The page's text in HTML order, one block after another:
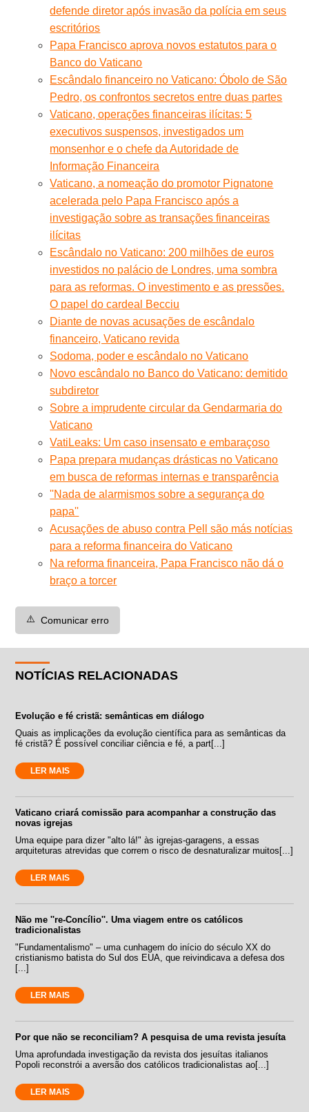
defende diretor após invasão da polícia em seus
escritórios
Papa Francisco aprova novos estatutos para o
Banco do Vaticano
Escândalo financeiro no Vaticano: Óbolo de São
Pedro, os confrontos secretos entre duas partes
Vaticano, operações financeiras ilícitas: 5
executivos suspensos, investigados um
monsenhor e o chefe da Autoridade de
Informação Financeira
Vaticano, a nomeação do promotor Pignatone
acelerada pelo Papa Francisco após a
investigação sobre as transações financeiras
ilícitas
Escândalo no Vaticano: 200 milhões de euros
investidos no palácio de Londres, uma sombra
para as reformas. O investimento e as pressões.
O papel do cardeal Becciu
Diante de novas acusações de escândalo
financeiro, Vaticano revida
Sodoma, poder e escândalo no Vaticano
Novo escândalo no Banco do Vaticano: demitido
subdiretor
Sobre a imprudente circular da Gendarmaria do
Vaticano
VatiLeaks: Um caso insensato e embaraçoso
Papa prepara mudanças drásticas no Vaticano
em busca de reformas internas e transparência
''Nada de alarmismos sobre a segurança do
papa''
Acusações de abuso contra Pell são más notícias
para a reforma financeira do Vaticano
Na reforma financeira, Papa Francisco não dá o
braço a torcer
⚠️ Comunicar erro
NOTÍCIAS RELACIONADAS
Evolução e fé cristã: semânticas em diálogo
Quais as implicações da evolução científica para as semânticas da
fé cristã? É possível conciliar ciência e fé, a part[...]
LER MAIS
Vaticano criará comissão para acompanhar a construção das
novas igrejas
Uma equipe para dizer "alto lá!" às igrejas-garagens, a essas
arquiteturas atrevidas que correm o risco de desnaturalizar muitos[...]
LER MAIS
Não me ''re-Concílio''. Uma viagem entre os católicos
tradicionalistas
"Fundamentalismo" – uma cunhagem do início do século XX do
cristianismo batista do Sul dos EUA, que reivindicava a defesa dos
[...]
LER MAIS
Por que não se reconciliam? A pesquisa de uma revista jesuíta
Uma aprofundada investigação da revista dos jesuítas italianos
Popoli reconstrói a aversão dos católicos tradicionalistas ao[...]
LER MAIS